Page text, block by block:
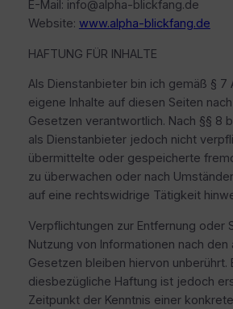
E-Mail: info@alpha-blickfang.de
Website: www.alpha-blickfang.de
HAFTUNG FÜR INHALTE
Als Dienstanbieter bin ich gemäß § 7
eigene Inhalte auf diesen Seiten
Gesetzen verantwortlich. Nach §§ 8
als Dienstanbieter jedoch nicht
übermittelte oder gespeicherte
zu überwachen oder nach
auf eine rechtswidrige Tätigkeit
Verpflichtungen zur Entfernung oder
Nutzung von Informationen nach den
Gesetzen bleiben hiervon unberührt.
diesbezügliche Haftung ist jedoch
Zeitpunkt der Kenntnis einer